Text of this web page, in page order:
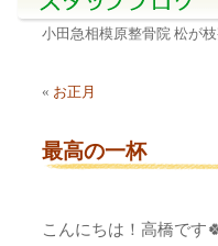
小田急相模原整骨院 松が
« お正月
最高の一杯
こんにちは！高橋です